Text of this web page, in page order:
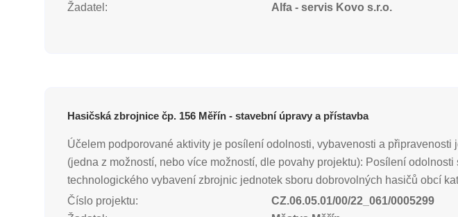
Žadatel:
Alfa - servis Kovo s.r.o.
Hasičská zbrojnice čp. 156 Měřín - stavební úpravy a přístavba
Účelem podporované aktivity je posílení odolnosti, vybavenosti a
(jedna z možností, nebo více možností, dle povahy projektu): Posílení
technologického vybavení zbrojnic jednotek sboru dobrovolných hasičů obcí
Číslo projektu:
CZ.06.05.01/00/22_061/0005299